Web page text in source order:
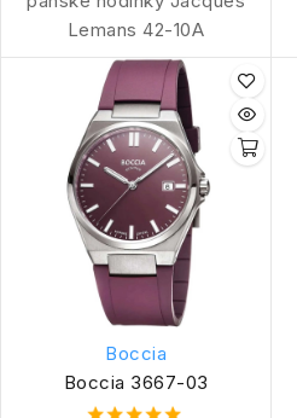
Lemans 42-10A
Boccia
Boccia 3667-03